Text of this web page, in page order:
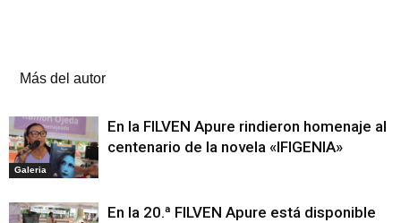
Más del autor
Galeria
En la FILVEN Apure rindieron homenaje al
centenario de la novela «IFIGENIA»
En la 20.ª FILVEN Apure está disponible